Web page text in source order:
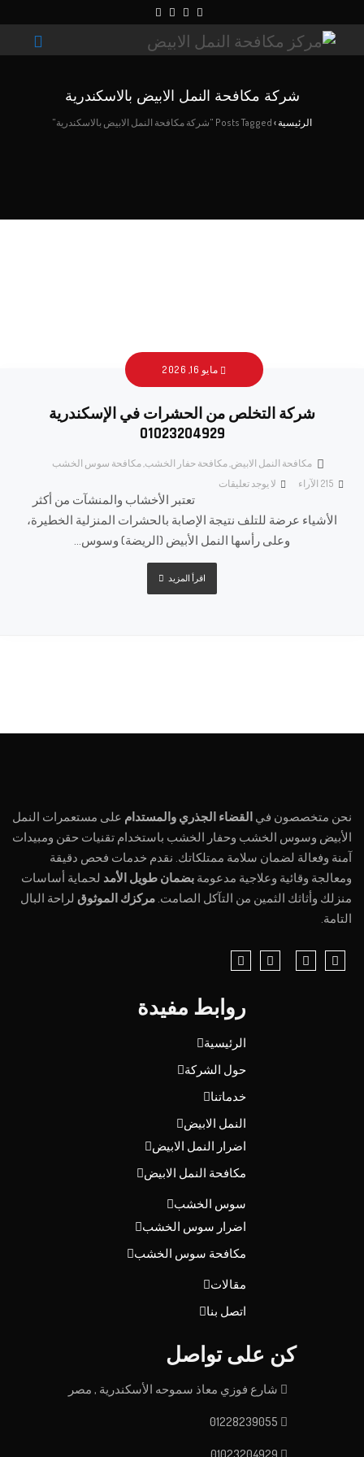
شركة مكافحة النمل الابيض بالاسكندرية
الرئيسية› Posts Tagged "شركة مكافحة النمل الابيض بالاسكندرية"
مايو 16, 2026
شركة التخلص من الحشرات في الإسكندرية
01023204929
مكافحة النمل الابيض مكافحة حفار الخشب مكافحة سوس الخشب
لا يوجد تعليقات
الآراء
تعتبر الأخشاب والمنشآت من أكثر
الأشياء عرضة للتلف نتيجة الإصابة بالحشرات المنزلية الخطيرة،
وعلى رأسها النمل الأبيض (الريضة) وسوس...
اقرأ المزيد
نحن متخصصون في القضاء الجذري والمستدام على مستعمرات النمل
الأبيض وسوس الخشب وحفار الخشب باستخدام تقنيات حقن ومبيدات
آمنة وفعالة لضمان سلامة ممتلكاتك. نقدم خدمات فحص دقيقة
ومعالجة وقائية وعلاجية مدعومة بضمان طويل الأمد لحماية أساسات
منزلك وأثاثك الثمين من التآكل الصامت. مركزك الموثوق لراحة البال
التامة.
روابط مفيدة
الرئيسية
حول الشركة
خدماتنا
النمل الابيض
اضرار النمل الابيض
مكافحة النمل الابيض
سوس الخشب
اضرار سوس الخشب
مكافحة سوس الخشب
مقالات
اتصل بنا
كن على تواصل
شارع فوزي معاذ سموحه الأسكندرية , مصر